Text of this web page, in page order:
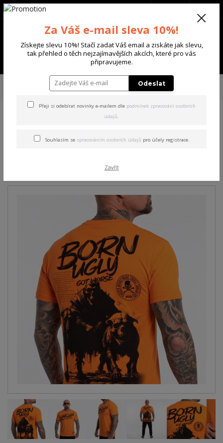
Menu
+420 702 136 620
TRIKA & TÍLKA
Yakuza pánské tričko Worse Regular T-
Shirt orange/popsicle 3XL
Regular T-Shirt
Za Váš e-mail sleva 10%!
Získejte slevu 10%! Stačí zadat Váš email a ziskáte jak slevu,
tak přehled o těch nejzajímavějších akcích, které pro vás
připravujeme.
Odeslat
Přeji si odebírat novinky e-mailem dle podmínek zpracování osobních
údajů.
Souhlasím se zpracováním osobních údajů pro účely registrace.
Zavřít